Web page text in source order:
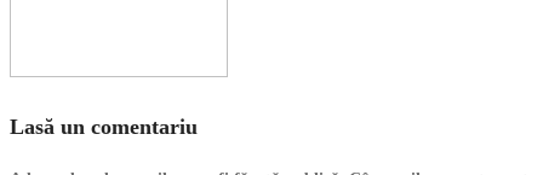
Lasă un comentariu